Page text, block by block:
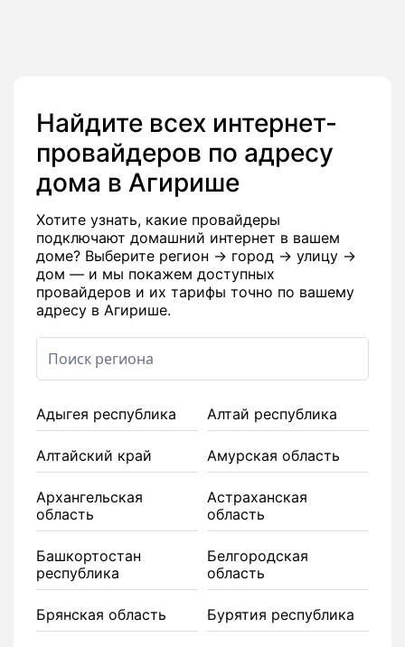
Найдите всех интернет-
провайдеров по адресу
дома в Агирише
Хотите узнать, какие провайдеры
подключают домашний интернет в вашем
доме? Выберите регион → город → улицу →
дом — и мы покажем доступных
провайдеров и их тарифы точно по вашему
адресу в Агирише.
Адыгея республика Алтай республика
Алтайский край Амурская область
Архангельская
область
Астраханская
область
Башкортостан
республика
Белгородская
область
Брянская область Бурятия республика